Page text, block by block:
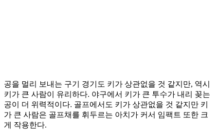
공을 멀리 보내는 구기 경기도 키가 상관없을 것 같지만, 역시
키가 큰 사람이 유리하다. 야구에서 키가 큰 투수가 내리 꽂는
공이 더 위력적이다. 골프에서도 키가 상관없을 것 같지만 키
가 큰 사람은 골프채를 휘두르는 아치가 커서 임팩트 또한 크
게 작용한다.